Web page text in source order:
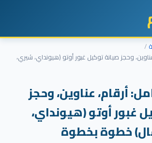
وحجز صيانة توكيل غبور أوتو (هيونداي، شيري،
أرقام، عناوين، وحجز
غبور أوتو (هيونداي،
خطوة بخطوة